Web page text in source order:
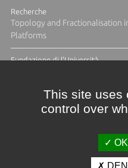
Recherche
Topology and Fractionalisation
Platforms
Fundazione di l'Università
This site uses
control over